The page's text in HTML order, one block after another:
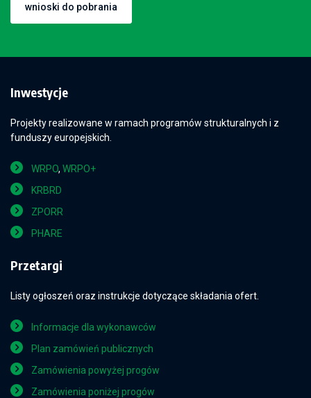
wnioski do pobrania
Inwestycje
Projekty realizowane w ramach programów strukturalnych i z
funduszy europejskich.
WRPO, WRPO+
KRBRD
ZPORR
PHARE
Przetargi
Listy ogłoszeń oraz instrukcje dotyczące składania ofert.
Informacje dla wykonawców
Plan zamówień publicznych
Zamówienia powyżej progów
Zamówienia poniżej progów